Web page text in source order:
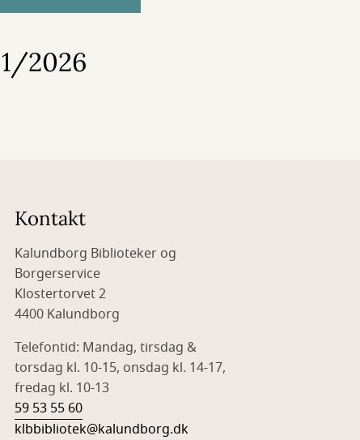
2026
Kontakt
Kalundborg Biblioteker og
Borgerservice
Klostertorvet 2
4400 Kalundborg
Telefontid: Mandag, tirsdag &
torsdag kl. 10-15, onsdag kl. 14-17,
fredag kl. 10-13
59 53 55 60
klbbibliotek@kalundborg.dk